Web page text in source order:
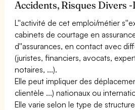
Accidents, Risques Divers
L''activité de cet emploi/métier
cabinets de courtage en
d''assurances, en contact avec
(juristes, financiers, avocats,
notaires, ...).
Elle peut impliquer des
clientèle ...) nationaux ou
Elle varie selon le type de